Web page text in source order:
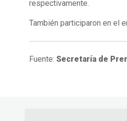
respectivamente.
También participaron en el
Fuente: Secretaría de